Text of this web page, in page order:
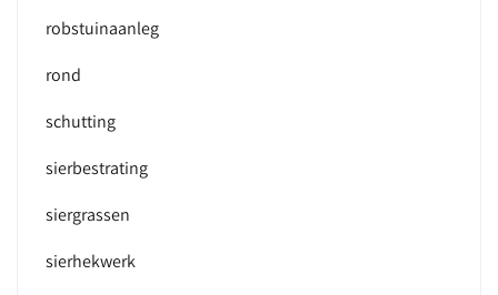
robstuinaanleg
rond
schutting
sierbestrating
siergrassen
sierhekwerk